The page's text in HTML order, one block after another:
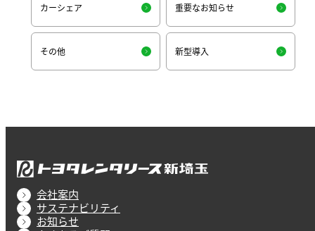
カーシェア 重要なお知らせ
その他 新型導入
会社案内
サステナビリティ
お知らせ